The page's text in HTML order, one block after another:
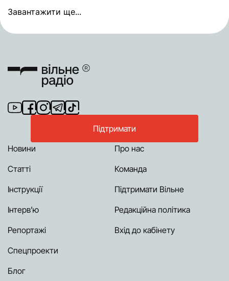
Завантажити ще...
Підтримати
Новини
Статті
Інструкції
Інтерв’ю
Репортажі
Спецпроекти
Блог
Про нас
Команда
Підтримати Вільне
Редакційна політика
Вхід до кабінету